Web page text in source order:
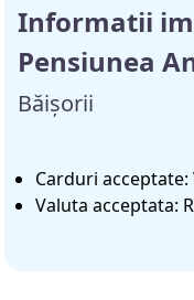
Informatii
Pensiunea
Băişorii
Carduri
Valuta acceptata: